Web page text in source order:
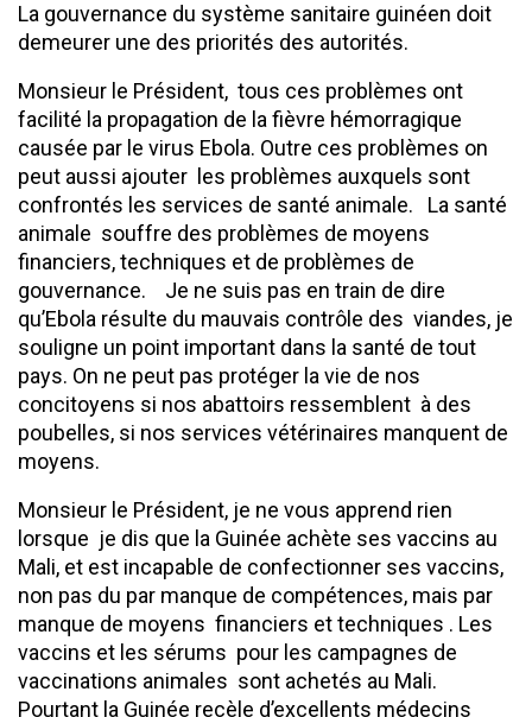
La gouvernance du système sanitaire guinéen doit
demeurer une des priorités des autorités.
Monsieur le Président, tous ces problèmes ont
facilité la propagation de la fièvre hémorragique
causée par le virus Ebola. Outre ces problèmes on
peut aussi ajouter les problèmes auxquels sont
confrontés les services de santé animale. La santé
animale souffre des problèmes de moyens
financiers, techniques et de problèmes de
gouvernance. Je ne suis pas en train de dire
qu’Ebola résulte du mauvais contrôle des viandes, je
souligne un point important dans la santé de tout
pays. On ne peut pas protéger la vie de nos
concitoyens si nos abattoirs ressemblent à des
poubelles, si nos services vétérinaires manquent de
moyens.
Monsieur le Président, je ne vous apprend rien
lorsque je dis que la Guinée achète ses vaccins au
Mali, et est incapable de confectionner ses vaccins,
non pas du par manque de compétences, mais par
manque de moyens financiers et techniques . Les
vaccins et les sérums pour les campagnes de
vaccinations animales sont achetés au Mali.
Pourtant la Guinée recèle d’excellents médecins